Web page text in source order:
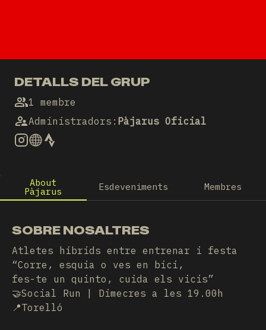
DETALLS DEL GRUP
1 membre
Administradors : Pàjarus Oficial
About
Pàjarus Esdeveniments Membres
SOBRE NOSALTRES
Atletes híbrids entre entrenar i festa
“Corre, esquia o ves en bici,
fes-te un quinto, cuida els vicis”
🤝Social Run | Dimecres a les 19.00h
📍Torelló